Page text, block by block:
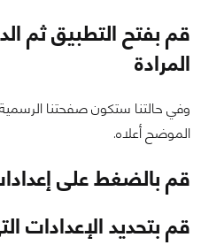
قم بفتح التطبيق ثم
المرادة
وفي حالتنا ستكون صفحتنا
الموضح أعلاه.
قم بالضغط على
قم بتحديد الإعدادات